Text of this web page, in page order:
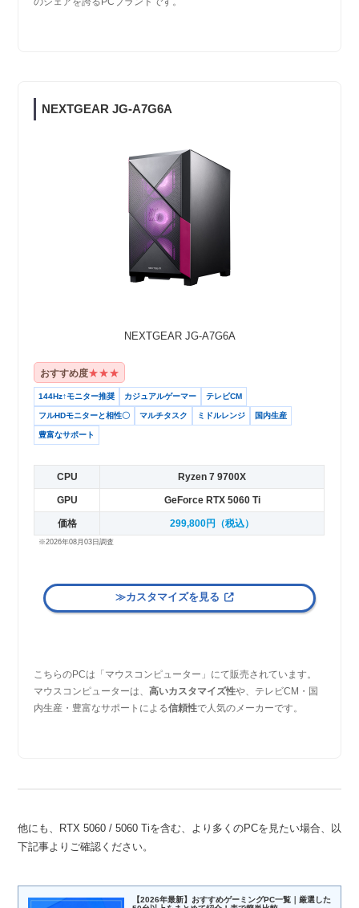
NEXTGEAR JG-A7G6A
NEXTGEAR JG-A7G6A
おすすめ度★★★
144Hz↑モニター推奨 カジュアルゲーマー テレビCM
フルHDモニターと相性〇 マルチタスク ミドルレンジ 国内生産
豊富なサポート
CPU Ryzen 7 9700X
GPU GeForce RTX 5060 Ti
価格 299,800円（税込）
※2026年08月03日調査
≫カスタマイズを見る
こちらのPCは「マウスコンピューター」にて販売されています。
マウスコンピューターは、高いカスタマイズ性や、テレビCM・国
内生産・豊富なサポートによる信頼性で人気のメーカーです。
他にも、RTX 5060 / 5060 Tiを含む、より多くのPCを見たい場合、以
下記事よりご確認ください。
【2026年最新】おすすめゲーミングPC一覧｜厳選した